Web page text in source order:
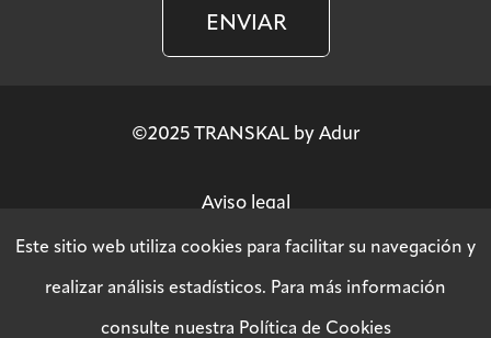
ENVIAR
©2025 TRANSKAL by Adur
Aviso legal
Este sitio web utiliza cookies para facilitar su navegación y
realizar análisis estadísticos. Para más información
consulte nuestra Política de Cookies